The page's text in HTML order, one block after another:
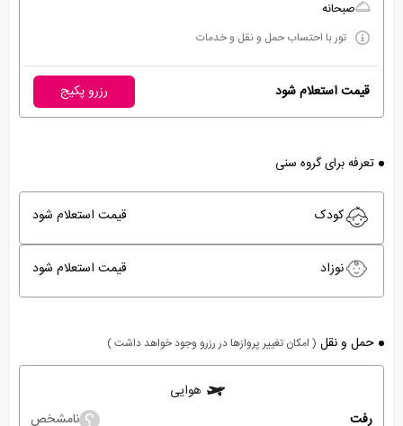
صبحانه
تور با احتساب حمل و نقل و خدمات
قیمت استعلام شود رزرو پکیج
تعرفه برای گروه سنی
کودک قیمت استعلام شود
نوزاد قیمت استعلام شود
حمل و نقل ( امکان تغییر پروازها در رزرو وجود خواهد داشت )
هوایی
رفت
نامشخص